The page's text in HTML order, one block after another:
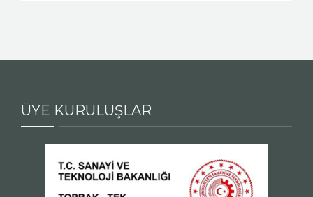
ÜYE KURULUŞLAR